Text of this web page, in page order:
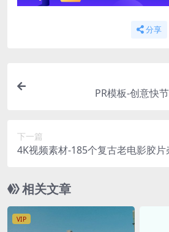
分享
PR模板-创意快
下一篇
4K视频素材-185个复古老电影胶片
相关文章
VIP